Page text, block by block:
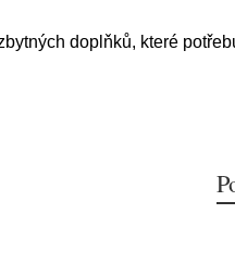
doplňků, které